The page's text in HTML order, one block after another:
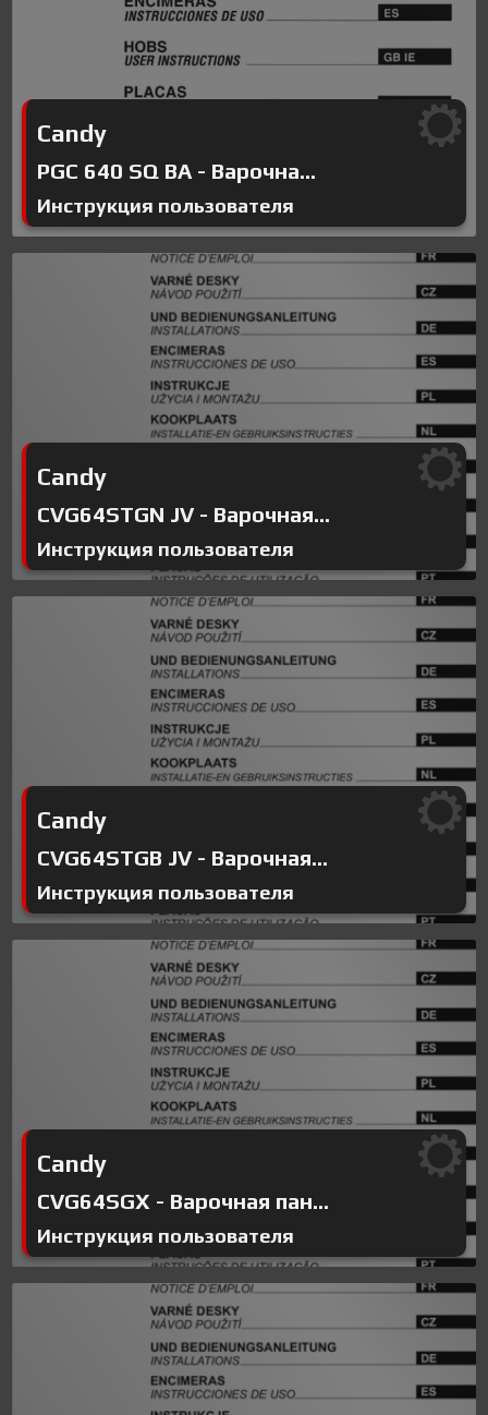
Candy
PGC 640 SQ BA - Варочна...
Инструкция пользователя
Candy
CVG64STGN JV - Варочная...
Инструкция пользователя
Candy
CVG64STGB JV - Варочная...
Инструкция пользователя
Candy
CVG64SGX - Варочная пан...
Инструкция пользователя